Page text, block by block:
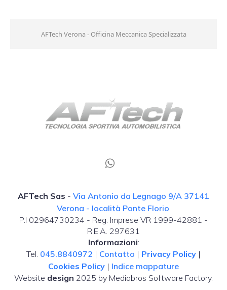
AFTech Verona - Officina Meccanica Specializzata
AFTech Sas - Via Antonio da Legnago 9/A 37141
Verona - località Ponte Florio
P.I 02964730234 - Reg. Imprese VR 1999-42881 -
R.E.A. 297631
Informazioni:
Tel. 045.8840972 | Contatto | Privacy Policy |
Cookies Policy | Indice mappature
Website design 2025 by Mediabros Software Factory.